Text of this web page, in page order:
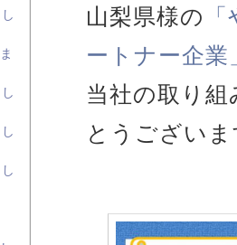
山梨県様の
ートナー企
当社の取り
とうござい